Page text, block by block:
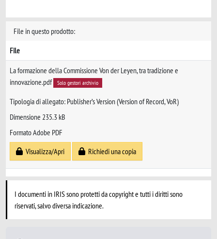
File in questo prodotto:
File
La formazione della Commissione Von der Leyen, tra tradizione e
innovazione.pdf
Solo gestori archivio
Tipologia di allegato: Publisher’s Version (Version of Record, VoR)
Dimensione 235.3 kB
Formato Adobe PDF
Visualizza/Apri
Richiedi una copia
I documenti in IRIS sono protetti da copyright e tutti i diritti sono
riservati, salvo diversa indicazione.